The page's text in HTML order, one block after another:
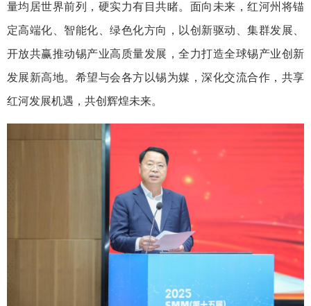
量均居世界前列，硬实力有目共睹。面向未来，红河州将锚
定高端化、智能化、绿色化方向，以创新驱动、集群发展、
开放共赢推动锡产业高质量发展，全力打造全球锡产业创新
发展新高地。希望与会各方以锡为媒，深化交流合作，共享
红河发展机遇，共创辉煌未来。